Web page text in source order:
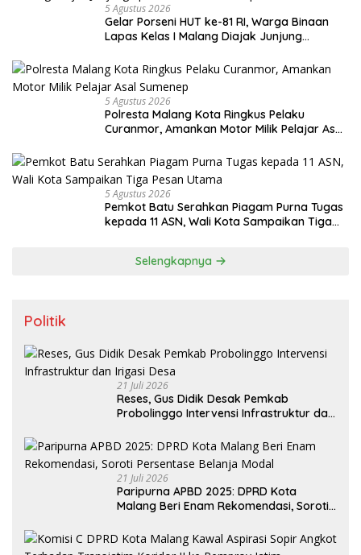
5 Agustus 2026
Gelar Porseni HUT ke-81 RI, Warga Binaan
Lapas Kelas I Malang Diajak Junjung
5 Agustus 2026
Polresta Malang Kota Ringkus Pelaku
Curanmor, Amankan Motor Milik Pelajar Asal
5 Agustus 2026
Pemkot Batu Serahkan Piagam Purna Tugas
kepada 11 ASN, Wali Kota Sampaikan Tiga
Selengkapnya
Politik
21 Juli 2026
Reses, Gus Didik Desak Pemkab
Probolinggo Intervensi Infrastruktur dan
21 Juli 2026
Paripurna APBD 2025: DPRD Kota
Malang Beri Enam Rekomendasi, Soroti